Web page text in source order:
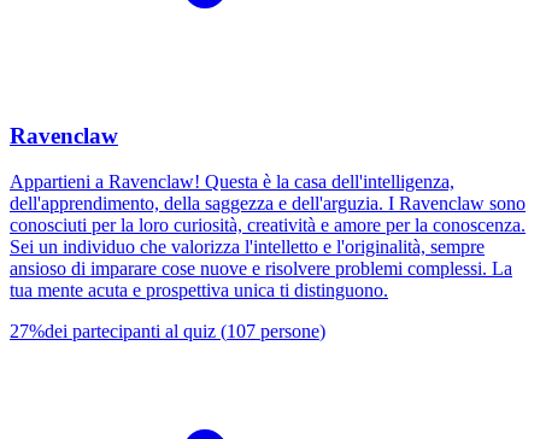
Ravenclaw
Appartieni a Ravenclaw! Questa è la casa dell'intelligenza,
dell'apprendimento, della saggezza e dell'arguzia. I Ravenclaw sono
conosciuti per la loro curiosità, creatività e amore per la conoscenza.
Sei un individuo che valorizza l'intelletto e l'originalità, sempre
ansioso di imparare cose nuove e risolvere problemi complessi. La
tua mente acuta e prospettiva unica ti distinguono.
27%dei partecipanti al quiz (107 persone)